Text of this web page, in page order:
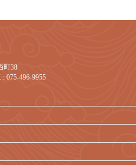
町38
: 075-496-9955